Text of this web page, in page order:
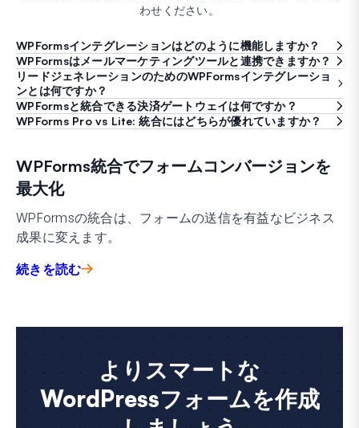
わせください。
WPFormsインテグレーションはどのように機能しますか？
WPFormsはメールマーケティングツールと連携できますか？
リードジェネレーションのためのWPFormsインテグレーショ
ンとは何ですか？
WPFormsと統合できる決済ゲートウェイは何ですか？
WPForms Pro vs Lite: 統合にはどちらが優れていますか？
WPForms統合でフォームコンバージョンを
最大化
WPFormsの統合は、フォームの送信を有益なビジネス
成果に変えます。
続きを読む
よりスマートな
WordPressフォームを作成